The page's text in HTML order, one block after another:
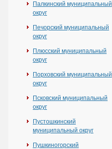
Палкинский муниципальный
округ
Печорский муниципальный
округ
Плюсский муниципальный
округ
Порховский муниципальный
округ
Псковский муниципальный
округ
Пустошкинский
муниципальный округ
Пушкиногорский